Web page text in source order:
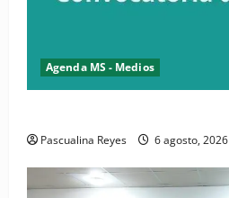
Agenda MS - Medios
Pascualina Reyes 6 agosto, 2026